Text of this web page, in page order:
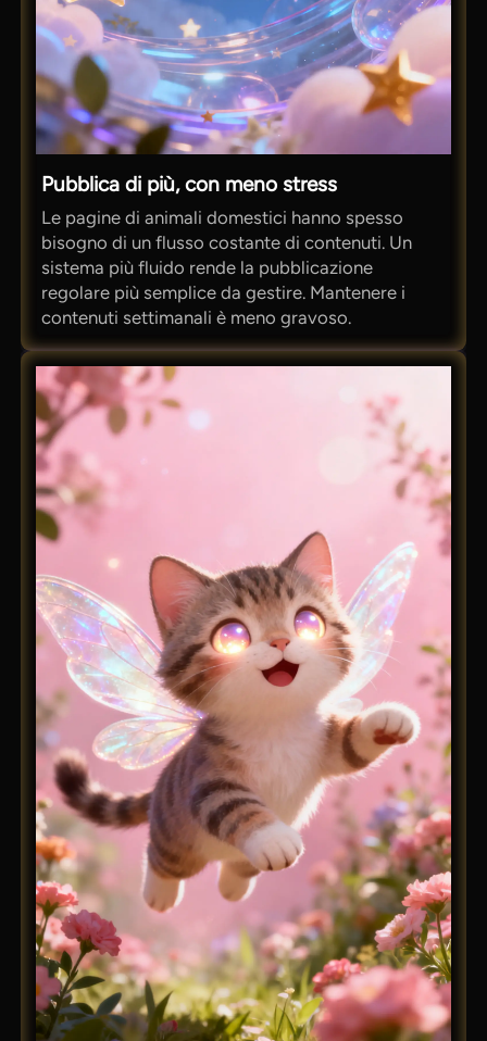
Pubblica di più, con meno stress
Le pagine di animali domestici hanno spesso
bisogno di un flusso costante di contenuti. Un
sistema più fluido rende la pubblicazione
regolare più semplice da gestire. Mantenere i
contenuti settimanali è meno gravoso.